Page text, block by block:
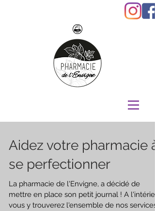
Aidez votre pharmacie à
se perfectionner
La pharmacie de l'Envigne, a décidé de
mettre en place son petit journal ! A
vous y trouverez l'ensemble de nos